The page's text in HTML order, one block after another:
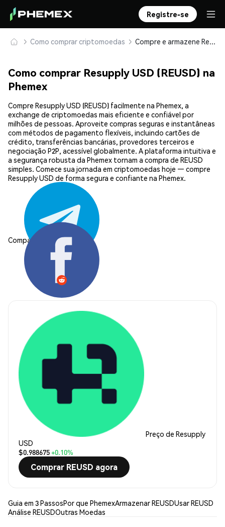
Registre-se
Como comprar criptomoedas Compre e armazene Resupply USD (REUSD) com segurança
Como comprar Resupply USD (REUSD) na
Phemex
Compre Resupply USD (REUSD) facilmente na Phemex, a
exchange de criptomoedas mais eficiente e confiável por
milhões de pessoas. Aproveite compras seguras e instantâneas
com métodos de pagamento flexíveis, incluindo cartões de
crédito, transferências bancárias, provedores terceiros e
negociação P2P, acessível globalmente. A plataforma intuitiva e
a segurança robusta da Phemex tornam a compra de REUSD
simples. Comece sua jornada em criptomoedas hoje — compre
Resupply USD de forma segura e confiante na Phemex.
Compartilhar:
Preço de Resupply
USD
$0.988675+0.10%
Comprar REUSD agora
Guia em 3 PassosPor que PhemexArmazenar REUSDUsar REUSD
Análise REUSDOutras Moedas